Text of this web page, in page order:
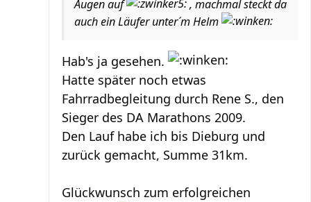
Augen auf
, machmal steckt da
auch ein Läufer unter´m Helm
Hab's ja gesehen.
Hatte später noch etwas
Fahrradbegleitung durch Rene S., den
Sieger des DA Marathons 2009.
Den Lauf habe ich bis Dieburg und
zurück gemacht, Summe 31km.
Glückwunsch zum erfolgreichen